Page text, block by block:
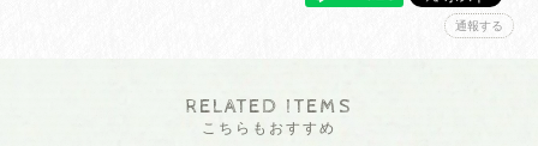
通報する
RELATED ITEMS
こちらもおすすめ